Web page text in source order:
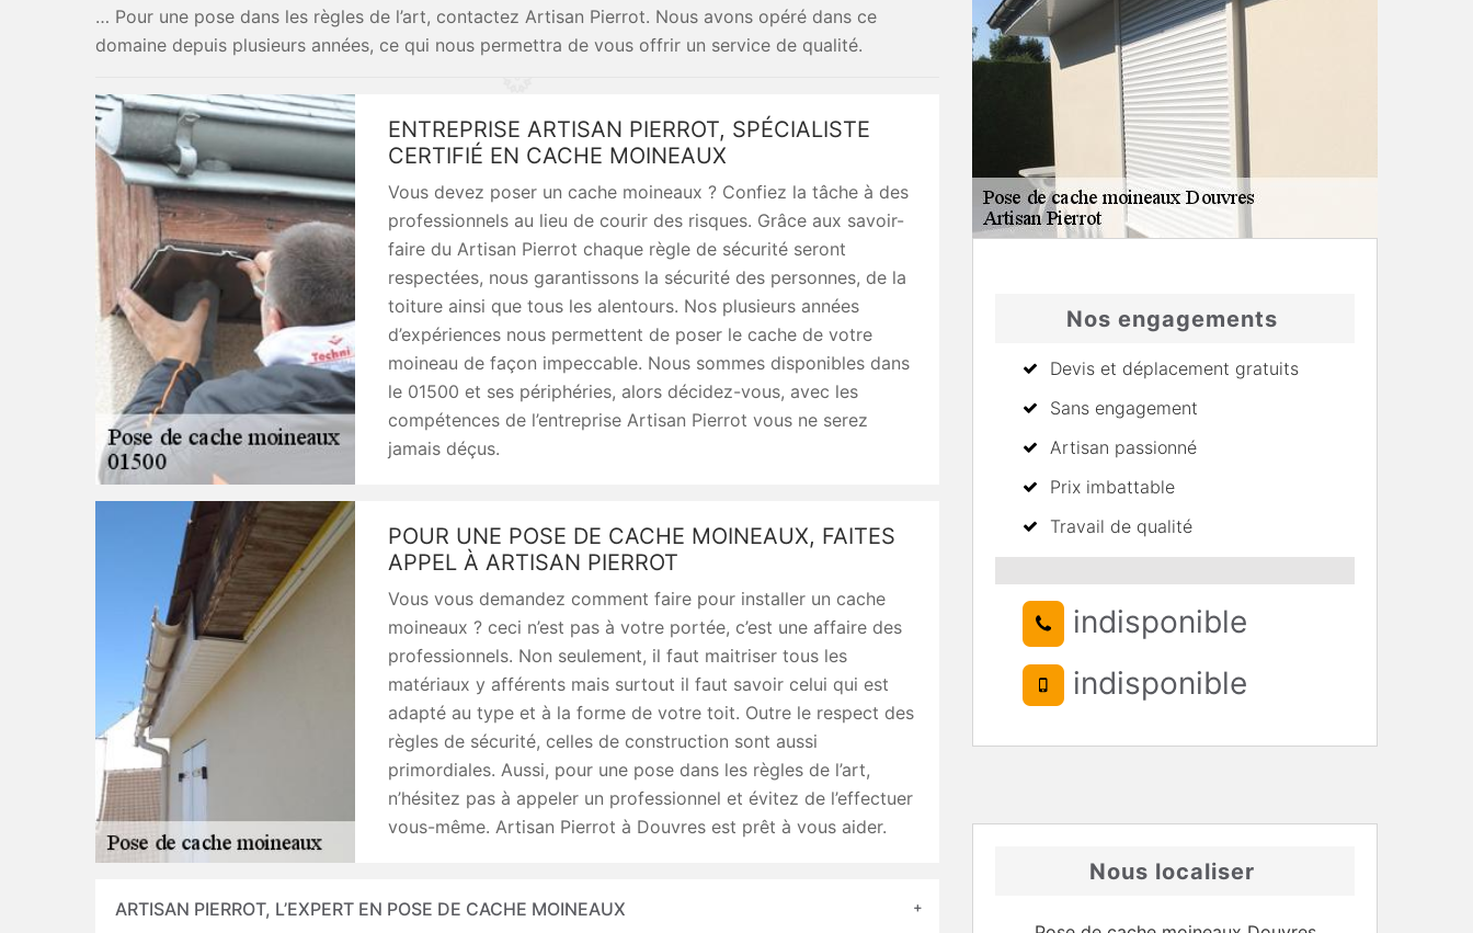
… Pour une pose dans les règles de l’art, contactez Artisan Pierrot. Nous avons opéré dans ce
domaine depuis plusieurs années, ce qui nous permettra de vous offrir un service de qualité.
ENTREPRISE ARTISAN PIERROT, SPÉCIALISTE
CERTIFIÉ EN CACHE MOINEAUX
Vous devez poser un cache moineaux ? Confiez la tâche à des
professionnels au lieu de courir des risques. Grâce aux savoir-
faire du Artisan Pierrot chaque règle de sécurité seront
respectées, nous garantissons la sécurité des personnes, de la
toiture ainsi que tous les alentours. Nos plusieurs années
d’expériences nous permettent de poser le cache de votre
moineau de façon impeccable. Nous sommes disponibles dans
le 01500 et ses périphéries, alors décidez-vous, avec les
compétences de l’entreprise Artisan Pierrot vous ne serez
jamais déçus.
POUR UNE POSE DE CACHE MOINEAUX, FAITES
APPEL À ARTISAN PIERROT
Vous vous demandez comment faire pour installer un cache
moineaux ? ceci n’est pas à votre portée, c’est une affaire des
professionnels. Non seulement, il faut maitriser tous les
matériaux y afférents mais surtout il faut savoir celui qui est
adapté au type et à la forme de votre toit. Outre le respect des
règles de sécurité, celles de construction sont aussi
primordiales. Aussi, pour une pose dans les règles de l’art,
n’hésitez pas à appeler un professionnel et évitez de l’effectuer
vous-même. Artisan Pierrot à Douvres est prêt à vous aider.
ARTISAN PIERROT, L’EXPERT EN POSE DE CACHE MOINEAUX
Nos engagements
Devis et déplacement gratuits
Sans engagement
Artisan passionné
Prix imbattable
Travail de qualité
indisponible
indisponible
Nous localiser